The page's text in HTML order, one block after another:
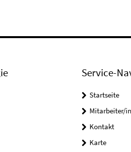
Service-
Startseite
Mitarbeiter/
Kontakt
Karte